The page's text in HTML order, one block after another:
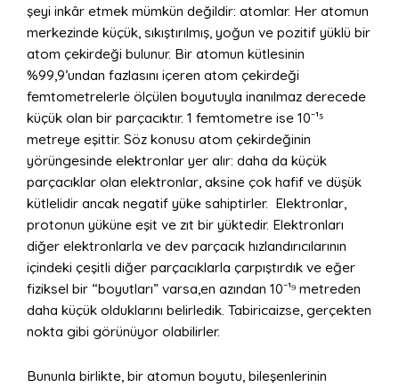
şeyi inkâr etmek mümkün değildir: atomlar. Her atomun
merkezinde küçük, sıkıştırılmış, yoğun ve pozitif yüklü bir
atom çekirdeği bulunur. Bir atomun kütlesinin
%99,9’undan fazlasını içeren atom çekirdeği
femtometrelerle ölçülen boyutuyla inanılmaz derecede
küçük olan bir parçacıktır. 1 femtometre ise 10⁻¹⁵
metreye eşittir. Söz konusu atom çekirdeğinin
yörüngesinde elektronlar yer alır: daha da küçük
parçacıklar olan elektronlar, aksine çok hafif ve düşük
kütlelidir ancak negatif yüke sahiptirler. Elektronlar,
protonun yüküne eşit ve zıt bir yüktedir. Elektronları
diğer elektronlarla ve dev parçacık hızlandırıcılarının
içindeki çeşitli diğer parçacıklarla çarpıştırdık ve eğer
fiziksel bir “boyutları” varsa,en azından 10⁻¹⁹ metreden
daha küçük olduklarını belirledik. Tabiricaizse, gerçekten
nokta gibi görünüyor olabilirler.
Bununla birlikte, bir atomun boyutu, bileşenlerinin